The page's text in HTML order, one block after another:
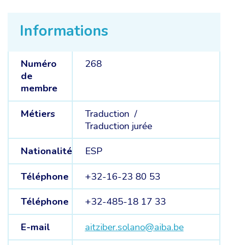
Informations
Numéro
de
membre
268
Métiers
Traduction /
Traduction jurée
Nationalité
ESP
Téléphone
+32-16-23 80 53
Téléphone
+32-485-18 17 33
E-mail
aitziber.solano@aiba.be